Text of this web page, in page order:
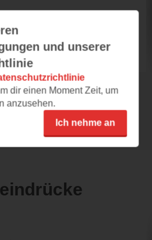
Unabhängigkeitskrieg
Mann Henry wurde
anzeigen
und unserer
dir einen Moment Zeit, um
anzusehen.
Ich nehme an